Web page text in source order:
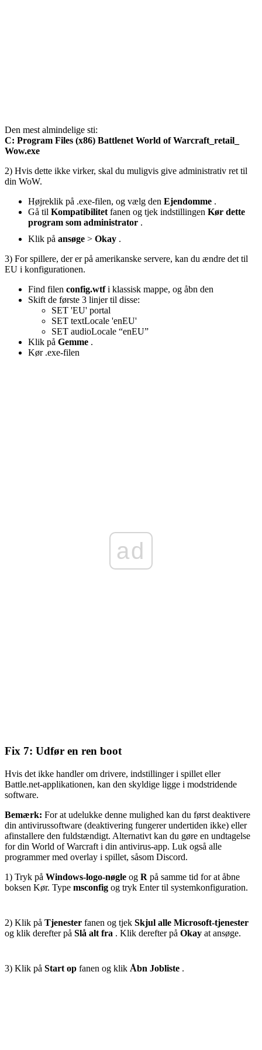
Den mest almindelige sti:
C: Program Files (x86) Battlenet World of Warcraft_retail_
Wow.exe
2) Hvis dette ikke virker, skal du muligvis give administrativ ret til
din WoW.
Højreklik på .exe-filen, og vælg den Ejendomme .
Gå til Kompatibilitet fanen og tjek indstillingen Kør dette
program som administrator .
Klik på ansøge > Okay .
3) For spillere, der er på amerikanske servere, kan du ændre det til
EU i konfigurationen.
Find filen config.wtfi klassisk mappe, og åbn den
Skift de første 3 linjer til disse:
SET 'EU' portal
SET textLocale 'enEU'
SET audioLocale “enEU”
Klik på Gemme .
Kør .exe-filen
ad
Fix 7: Udfør en ren boot
Hvis det ikke handler om drivere, indstillinger i spillet eller
Battle.net-applikationen, kan den skyldige ligge i modstridende
software.
Bemærk: For at udelukke denne mulighed kan du først deaktivere
din antivirussoftware (deaktivering fungerer undertiden ikke) eller
afinstallere den fuldstændigt. Alternativt kan du gøre en undtagelse
for din World of Warcraft i din antivirus-app. Luk også alle
programmer med overlay i spillet, såsom Discord.
1) Tryk på Windows-logo-nøgle og R på samme tid for at åbne
boksen Kør. Type msconfig og tryk Enter til systemkonfiguration.
2) Klik på Tjenester fanen og tjek Skjul alle Microsoft-tjenester
og klik derefter på Slå alt fra . Klik derefter på Okay at ansøge.
3) Klik på Start op fanen og klik Åbn Jobliste .